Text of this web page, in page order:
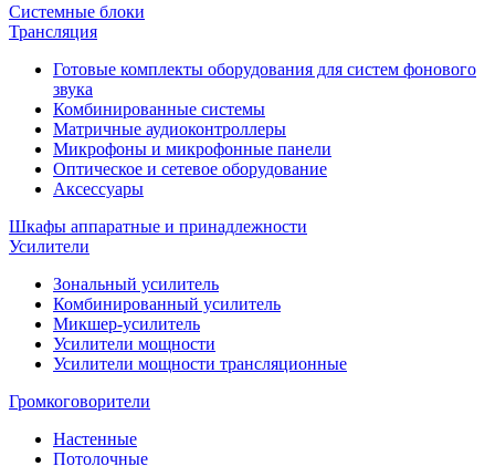
Системные блоки
Трансляция
Готовые комплекты оборудования для систем фонового
звука
Комбинированные системы
Матричные аудиоконтроллеры
Микрофоны и микрофонные панели
Оптическое и сетевое оборудование
Аксессуары
Шкафы аппаратные и принадлежности
Усилители
Зональный усилитель
Комбинированный усилитель
Микшер-усилитель
Усилители мощности
Усилители мощности трансляционные
Громкоговорители
Настенные
Потолочные